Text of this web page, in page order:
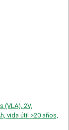
(VLA), 2V,
vida útil >20 años,